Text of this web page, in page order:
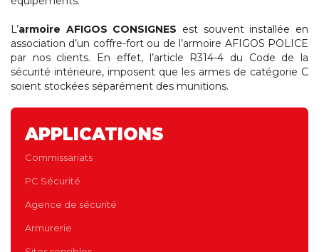
L’armoire AFIGOS CONSIGNES est souvent installée en
association d’un coffre-fort ou de l’armoire AFIGOS POLICE
par nos clients. En effet, l’article R314-4 du Code de la
sécurité intérieure, imposent que les armes de catégorie C
soient stockées séparément des munitions.
APPLICATIONS
Commissariats
PC Sécurité
Agence de sécurité
Armurerie